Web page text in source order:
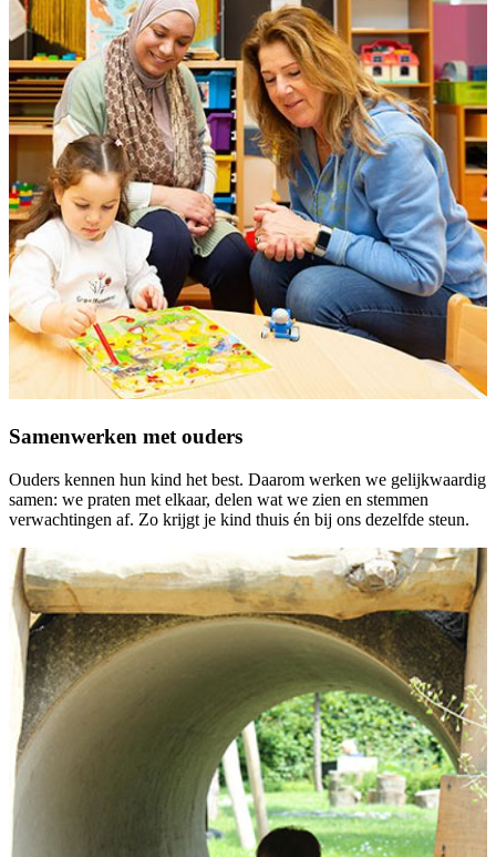
Samenwerken met ouders
Ouders kennen hun kind het best. Daarom werken we gelijkwaardig
samen: we praten met elkaar, delen wat we zien en stemmen
verwachtingen af. Zo krijgt je kind thuis én bij ons dezelfde steun.